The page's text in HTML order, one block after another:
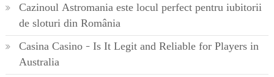
Cazinoul Astromania este locul perfect pentru iubitorii
de sloturi din România
Casina Casino – Is It Legit and Reliable for Players in
Australia